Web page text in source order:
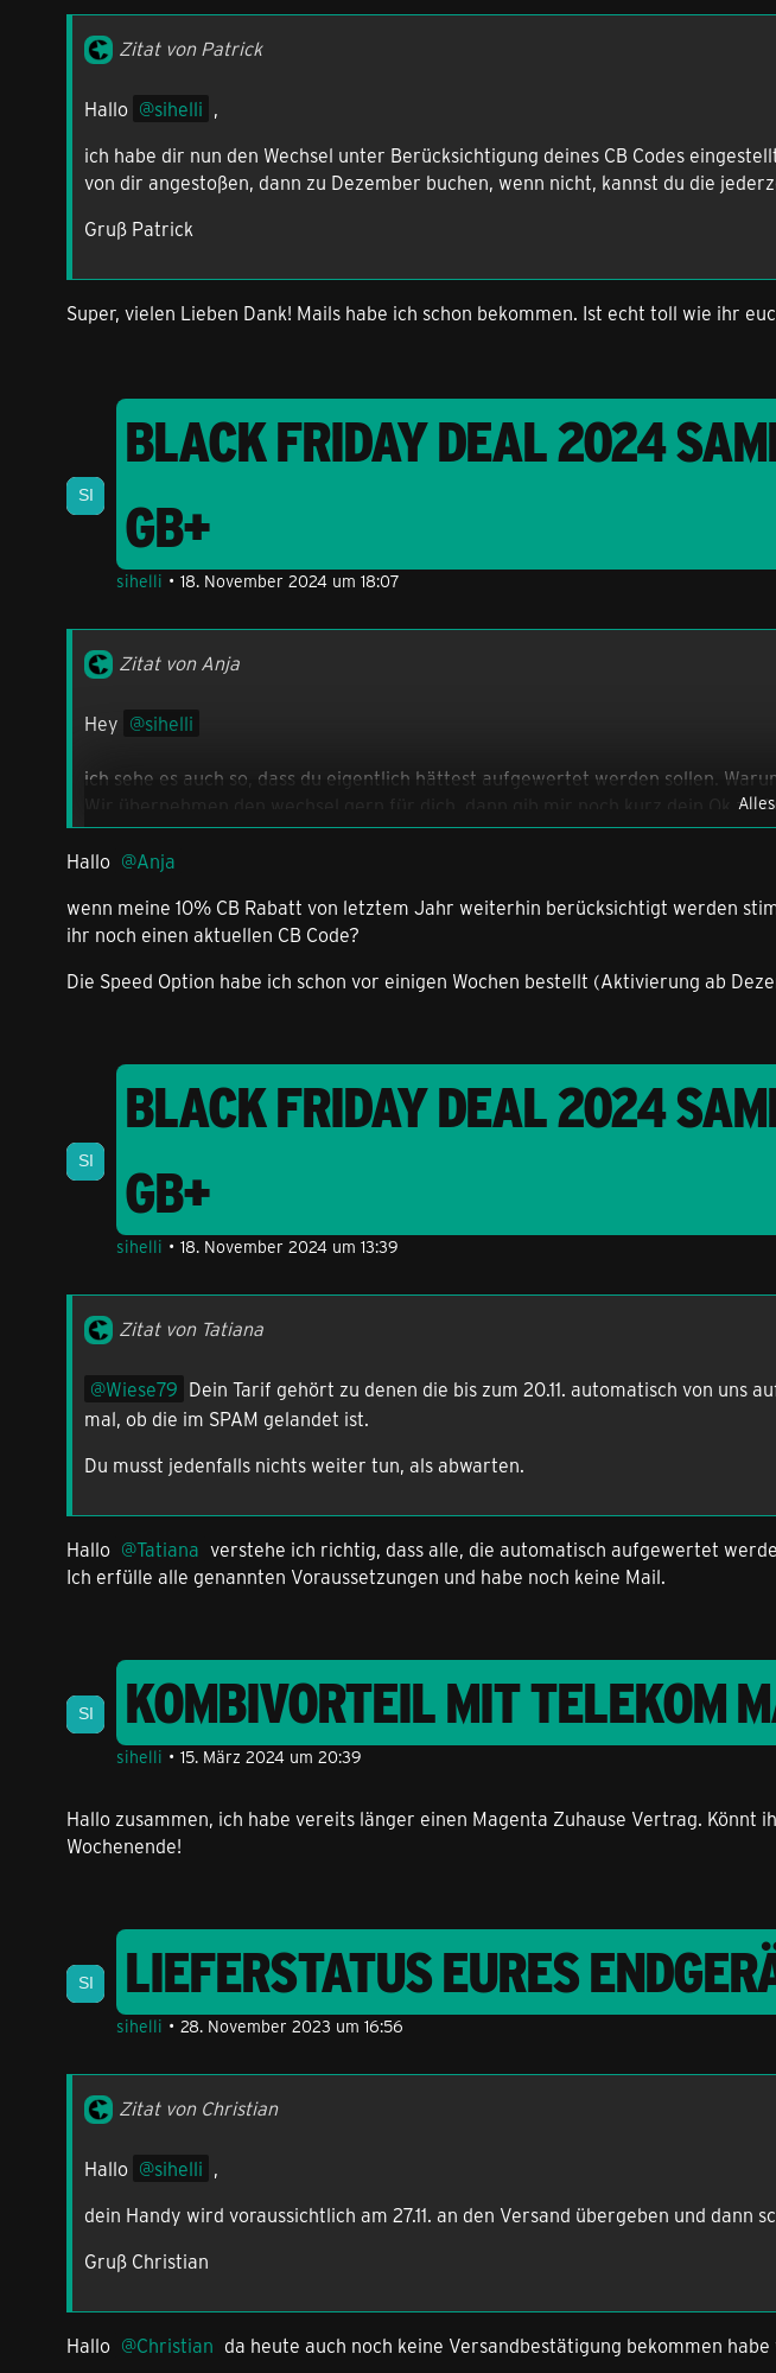
Zitat von Patrick
Hallo sihelli ,
ich habe dir nun den Wechsel unter Berücksichtigung deines CB Codes
von dir angestoßen, dann zu Dezember buchen, wenn nicht, kannst du die
Gruß Patrick
Super, vielen Lieben Dank! Mails habe ich schon bekommen. Ist echt toll wie ihr
BLACK FRIDAY DEAL 2024
GB+
sihelli 18. November 2024 um 18:07
Zitat von Anja
Hey sihelli
ich sehe es auch so, dass du eigentlich hättest aufgewertet werden sollen.
Wir übernehmen den wechsel gern für dich, dann gib mir noch kurz dein Ok
Gruß
Hallo
Anja
wenn meine 10% CB Rabatt von letztem Jahr weiterhin berücksichtigt werden
ihr noch einen aktuellen CB Code?
Die Speed Option habe ich schon vor einigen Wochen bestellt (Aktivierung ab
BLACK FRIDAY DEAL 2024
GB+
sihelli 18. November 2024 um 13:39
Zitat von Tatiana
Wiese79 Dein Tarif gehört zu denen die bis zum 20.11. automatisch von uns
mal, ob die im SPAM gelandet ist.
Du musst jedenfalls nichts weiter tun, als abwarten.
Hallo Tatiana verstehe ich richtig, dass alle, die automatisch aufgewertet
Ich erfülle alle genannten Voraussetzungen und habe noch keine Mail.
KOMBIVORTEIL MIT TELEKOM
sihelli 15. März 2024 um 20:39
Hallo zusammen, ich habe vereits länger einen Magenta Zuhause Vertrag.
Wochenende!
LIEFERSTATUS EURES
sihelli 28. November 2023 um 16:56
Zitat von Christian
Hallo sihelli ,
dein Handy wird voraussichtlich am 27.11. an den Versand übergeben und
Gruß Christian
Hallo Christian da heute auch noch keine Versandbestätigung bekommen